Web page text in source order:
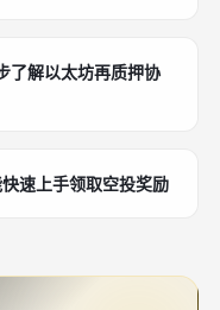
了解以太坊再质押协
速上手领取空投奖励